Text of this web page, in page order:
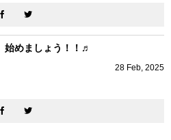
始めましょう！！♬
28 Feb 2025